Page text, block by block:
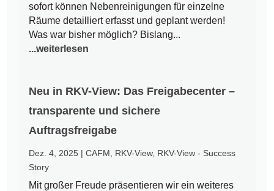
sofort können Nebenreinigungen für einzelne
Räume detailliert erfasst und geplant werden!
Was war bisher möglich? Bislang...
...weiterlesen
Neu in RKV-View: Das Freigabecenter –
transparente und sichere
Auftragsfreigabe
Dez. 4, 2025 |CAFM RKV-View, RKV-View - Success
Story
Mit großer Freude präsentieren wir ein weiteres